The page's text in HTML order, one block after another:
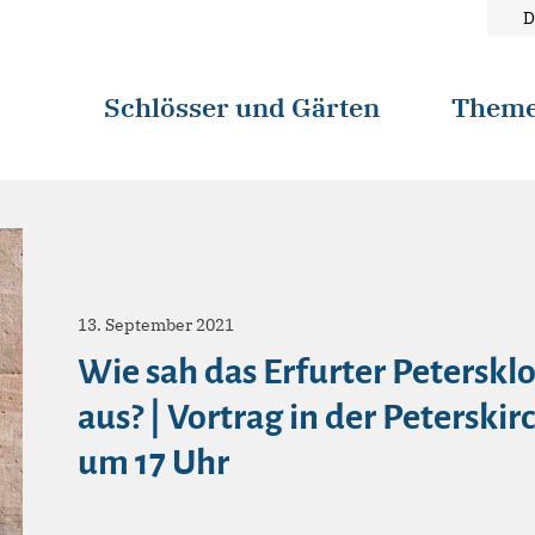
Schlösser und Gärten
13. September 2021
Wie sah das Erfurter
aus? | Vortrag in der
um 17 Uhr